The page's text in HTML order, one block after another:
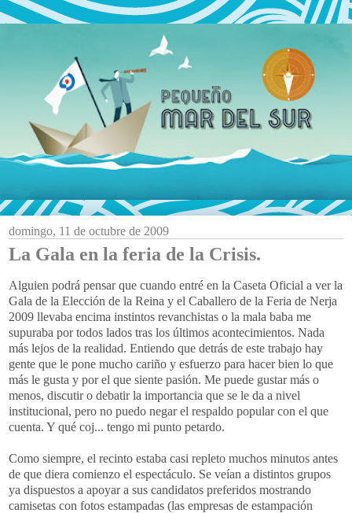
domingo, 11 de octubre de 2009
La Gala en la feria de la Crisis.
Alguien podrá pensar que cuando entré en la Caseta Oficial a ver la
Gala de la Elección de la Reina y el Caballero de la Feria de Nerja
2009 llevaba encima instintos revanchistas o la mala baba me
supuraba por todos lados tras los últimos acontecimientos. Nada
más lejos de la realidad. Entiendo que detrás de este trabajo hay
gente que le pone mucho cariño y esfuerzo para hacer bien lo que
más le gusta y por el que siente pasión. Me puede gustar más o
menos, discutir o debatir la importancia que se le da a nivel
institucional, pero no puedo negar el respaldo popular con el que
cuenta. Y qué coj... tengo mi punto petardo.
Como siempre, el recinto estaba casi repleto muchos minutos antes
de que diera comienzo el espectáculo. Se veían a distintos grupos
ya dispuestos a apoyar a sus candidatos preferidos mostrando
camisetas con fotos estampadas (las empresas de estampación